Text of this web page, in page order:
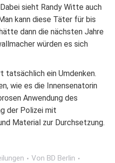
sieht Randy Witte auch
kann diese Täter für bis
dann die nächsten Jahre
würden es sich
tatsächlich ein Umdenken.
wie es die Innensenatorin
Anwendung des
der Polizei mit
Material zur Durchsetzung.
Von BD Berlin